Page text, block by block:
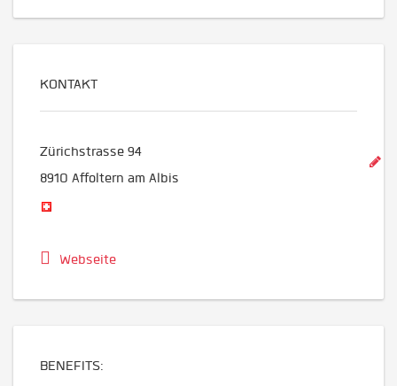
KONTAKT
Zürichstrasse 94
8910 Affoltern am Albis
Webseite
BENEFITS: